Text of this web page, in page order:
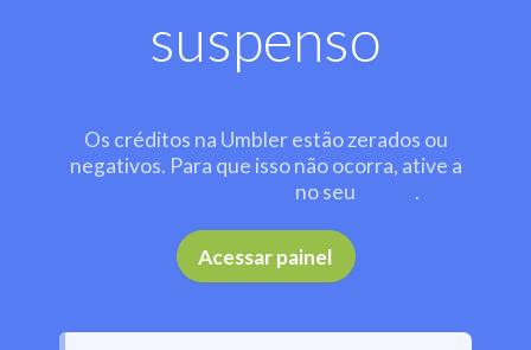
suspenso
Os créditos na Umbler estão zerados ou
negativos. Para que isso não ocorra, ative a
no seu .
Acessar painel